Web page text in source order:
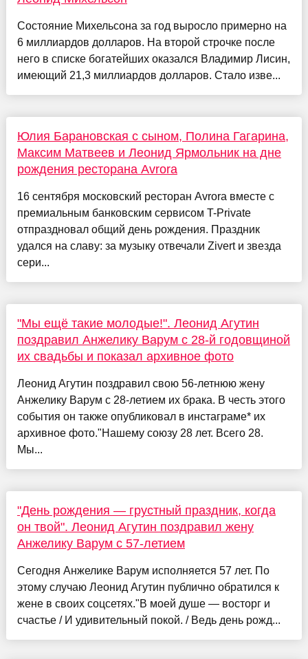
Состояние Михельсона за год выросло примерно на
6 миллиардов долларов. На второй строчке после
него в списке богатейших оказался Владимир Лисин,
имеющий 21,3 миллиардов долларов. Стало изве...
Юлия Барановская с сыном, Полина Гагарина,
Максим Матвеев и Леонид Ярмольник на дне
рождения ресторана Avrora
16 сентября московский ресторан Avrora вместе с
премиальным банковским сервисом T-Private
отпраздновал общий день рождения. Праздник
удался на славу: за музыку отвечали Zivert и звезда
сери...
"Мы ещё такие молодые!". Леонид Агутин
поздравил Анжелику Варум с 28-й годовщиной
их свадьбы и показал архивное фото
Леонид Агутин поздравил свою 56-летнюю жену
Анжелику Варум с 28-летием их брака. В честь этого
события он также опубликовал в инстаграме* их
архивное фото."Нашему союзу 28 лет. Всего 28.
Мы...
"День рождения — грустный праздник, когда
он твой". Леонид Агутин поздравил жену
Анжелику Варум с 57-летием
Сегодня Анжелике Варум исполняется 57 лет. По
этому случаю Леонид Агутин публично обратился к
жене в своих соцсетях."В моей душе — восторг и
счастье / И удивительный покой. / Ведь день рожд...